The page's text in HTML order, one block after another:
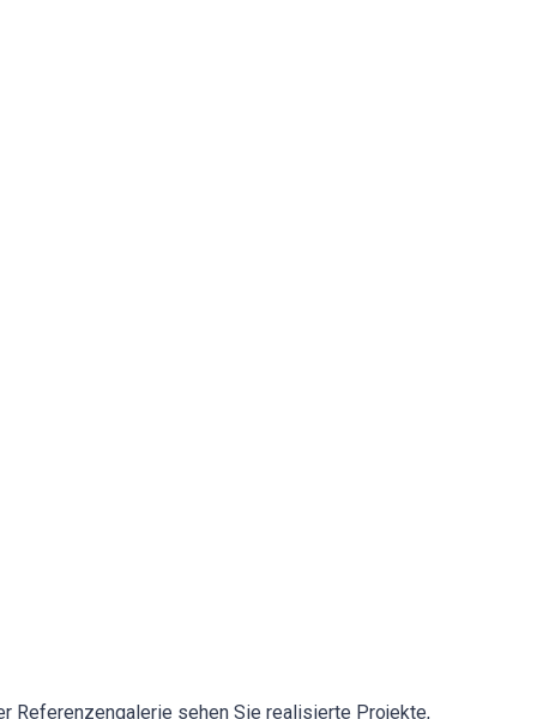
Referenzengalerie sehen Sie realisierte Projekte,